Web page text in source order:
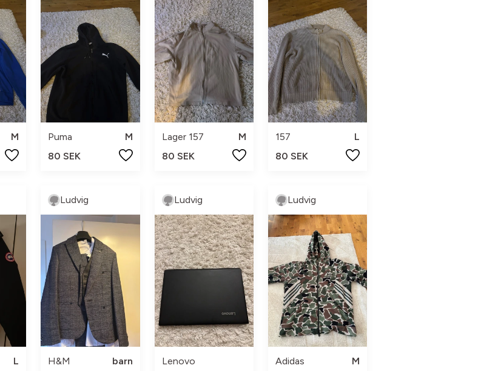
M
Puma
M
80 SEK
Lager 157
M
80 SEK
157
L
80 SEK
L
Ludvig
H&M
barn
Ludvig
Lenovo
Ludvig
Adidas
M